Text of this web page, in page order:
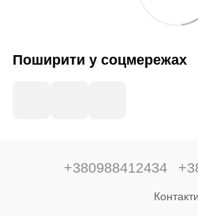
Поширити у соцмережах
+380988412434
Контакти